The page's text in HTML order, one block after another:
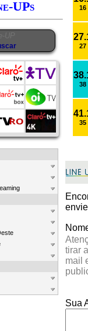
UPs 16
27
38
35
tirar
mail
Sua